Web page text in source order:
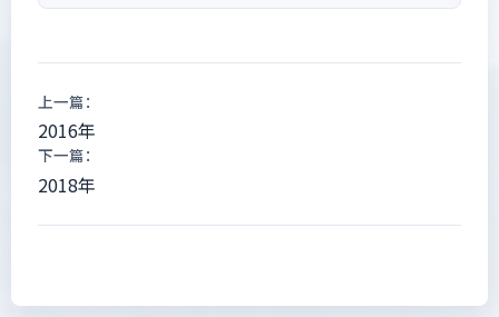
上一篇：
2016年
下一篇：
2018年